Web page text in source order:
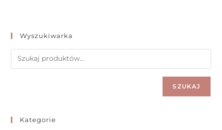
Wyszukiwarka
SZUKAJ
Kategorie